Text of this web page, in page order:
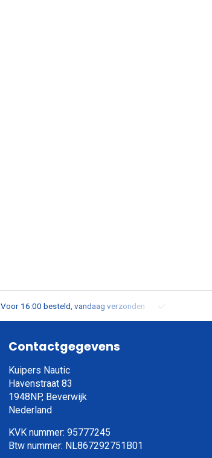
Voor 16:00 besteld, vandaag verzonden
Contactgegevens
Kuipers Nautic
Havenstraat 83
1948NP, Beverwijk
Nederland
KVK nummer: 95777245
Btw nummer: NL867292751B01